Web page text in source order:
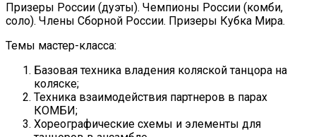
Призеры России (дуэты). Чемпионы России (комби,
соло). Члены Сборной России. Призеры Кубка Мира.
Темы мастер-класса:
Базовая техника владения коляской танцора на
коляске;
Техника взаимодействия партнеров в парах
КОМБИ;
Хореографические схемы и элементы для